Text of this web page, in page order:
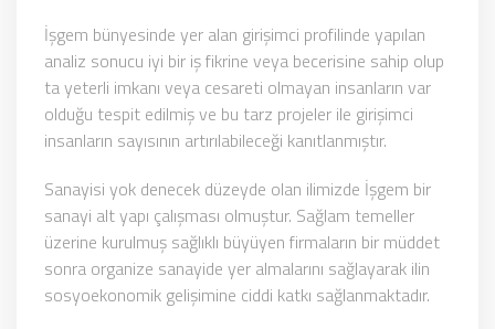
İşgem bünyesinde yer alan girişimci profilinde yapılan
analiz sonucu iyi bir iş fikrine veya becerisine sahip olup
ta yeterli imkanı veya cesareti olmayan insanların var
olduğu tespit edilmiş ve bu tarz projeler ile girişimci
insanların sayısının artırılabileceği kanıtlanmıştır.
Sanayisi yok denecek düzeyde olan ilimizde İşgem bir
sanayi alt yapı çalışması olmuştur. Sağlam temeller
üzerine kurulmuş sağlıklı büyüyen firmaların bir müddet
sonra organize sanayide yer almalarını sağlayarak ilin
sosyoekonomik gelişimine ciddi katkı sağlanmaktadır.